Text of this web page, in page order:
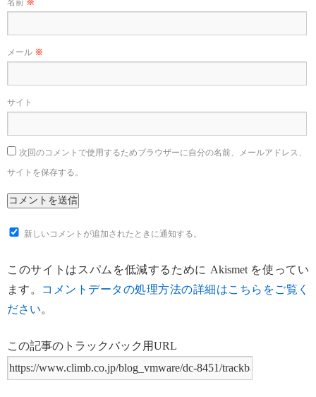
名前 ※
メール ※
サイト
次回のコメントで使用するためブラウザーに自分の名前、メールアドレス、
サイトを保存する。
新しいコメントが追加されたときに通知する。
このサイトはスパムを低減するために Akismet を使ってい
ます。 コメントデータの処理方法の詳細はこちらをご覧く
ださい。
この記事のトラックバック用URL